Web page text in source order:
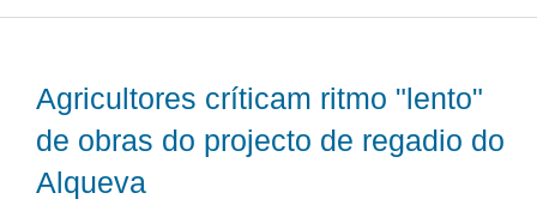
Agricultores críticam ritmo "lento"
de obras do projecto de regadio do
Alqueva